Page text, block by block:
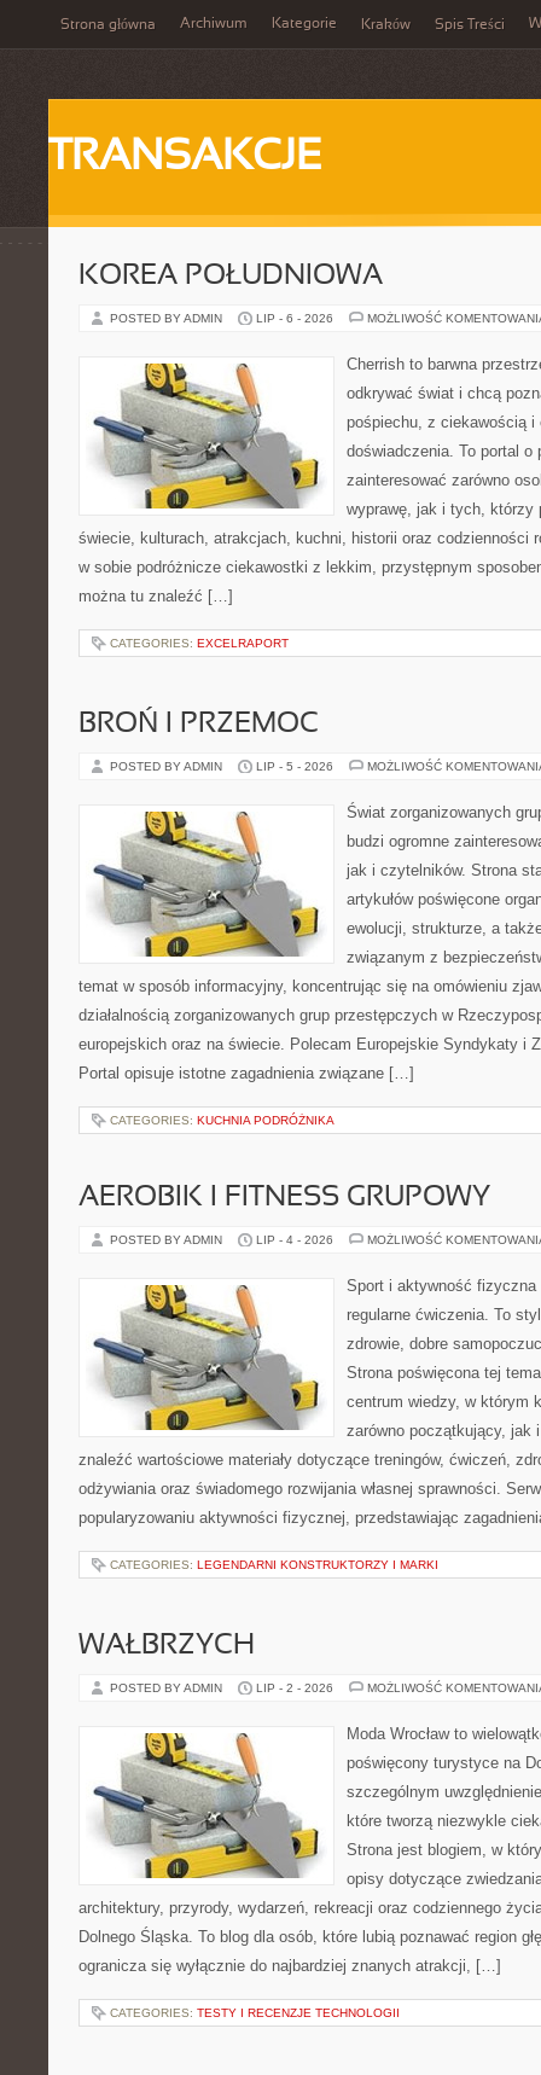
Strona główna Archiwum Kategorie Kraków Spis Treści
TRANSAKCJE
KOREA POŁUDNIOWA
POSTED BY ADMIN LIP - 6 - 2026 MOŻLIWOŚĆ
Cherrish to barwna
odkrywać świat i chcą
pośpiechu, z ciekawością i
doświadczenia. To portal o
zainteresować zarówno
wyprawę, jak i tych, którzy
świecie, kulturach, atrakcjach, kuchni, historii oraz codzienności
w sobie podróżnicze ciekawostki z lekkim, przystępnym
można tu znaleźć […]
CATEGORIES: EXCELRAPORT
BROŃ I PRZEMOC
POSTED BY ADMIN LIP - 5 - 2026 MOŻLIWOŚĆ
Świat zorganizowanych
budzi ogromne
jak i czytelników. Strona
artykułów poświęcone
ewolucji, strukturze, a
związanym z
temat w sposób informacyjny, koncentrując się na omówieniu
działalnością zorganizowanych grup przestępczych w
europejskich oraz na świecie. Polecam Europejskie Syndykaty i
Portal opisuje istotne zagadnienia związane […]
CATEGORIES: KUCHNIA PODRÓŻNIKA
AEROBIK I FITNESS GRUPOWY
POSTED BY ADMIN LIP - 4 - 2026 MOŻLIWOŚĆ
Sport i aktywność
regularne ćwiczenia. To
zdrowie, dobre
Strona poświęcona tej
centrum wiedzy, w którym
zarówno początkujący, jak
znaleźć wartościowe materiały dotyczące treningów, ćwiczeń,
odżywiania oraz świadomego rozwijania własnej sprawności.
popularyzowaniu aktywności fizycznej, przedstawiając
CATEGORIES: LEGENDARNI KONSTRUKTORZY I MARKI
WAŁBRZYCH
POSTED BY ADMIN LIP - 2 - 2026 MOŻLIWOŚĆ
Moda Wrocław to
poświęcony turystyce na
szczególnym
które tworzą niezwykle
Strona jest blogiem, w
opisy dotyczące
architektury, przyrody, wydarzeń, rekreacji oraz codziennego
Dolnego Śląska. To blog dla osób, które lubią poznawać region
ogranicza się wyłącznie do najbardziej znanych atrakcji, […]
CATEGORIES: TESTY I RECENZJE TECHNOLOGII